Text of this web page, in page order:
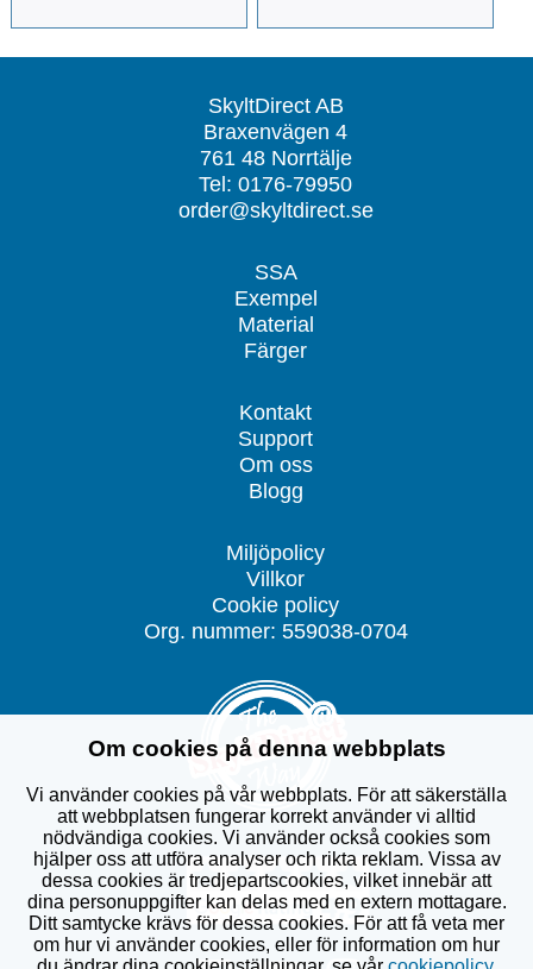
SkyltDirect AB
Braxenvägen 4
761 48 Norrtälje
Tel: 0176-79950
order@skyltdirect.se
SSA
Exempel
Material
Färger
Kontakt
Support
Om oss
Blogg
Miljöpolicy
Villkor
Cookie policy
Org. nummer: 559038-0704
Om cookies på denna webbplats
Vi använder cookies på vår webbplats. För att säkerställa
att webbplatsen fungerar korrekt använder vi alltid
nödvändiga cookies. Vi använder också cookies som
hjälper oss att utföra analyser och rikta reklam. Vissa av
dessa cookies är tredjepartscookies, vilket innebär att
dina personuppgifter kan delas med en extern mottagare.
Ditt samtycke krävs för dessa cookies. För att få veta mer
om hur vi använder cookies, eller för information om hur